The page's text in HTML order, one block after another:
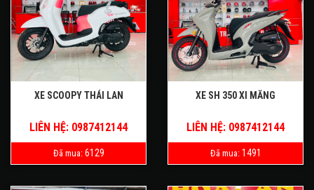
XE SCOOPY THÁI LAN
LIÊN HỆ: 0987412144
Đã mua: 6129
XE SH 350 XI MĂNG
LIÊN HỆ: 0987412144
Đã mua: 1491